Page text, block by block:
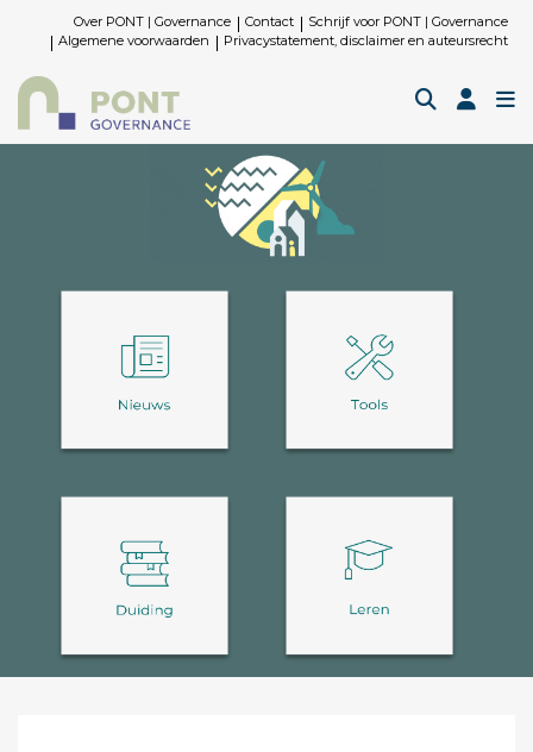
Over PONT | Governance Contact
Schrijf voor PONT | Governance
Algemene voorwaarden
Privacystatement, disclaimer en auteursrecht